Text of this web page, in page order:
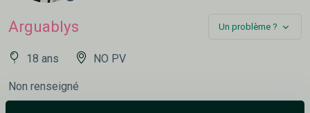
Arguablys Un problème ?
18 ans NO PV
Non renseigné